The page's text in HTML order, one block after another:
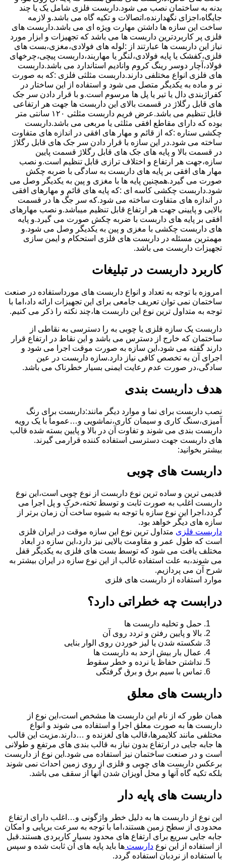
بدنه به ساختمان نصب می شود.داربست فلزی شامل یک یا چند
جایگاه،اجزای نگهدارنده،اتصالات و تکیه گاه می باشد.و لازمه
ساخت این سازه ها داشتن مهارت ویژه ای می باشد.داربست های
فلزی پر کاربردترین داربست ها می باشد که تجهیزات و ابزار مورد
نیاز این داربست ها عبارتند از :لوله های فولادی،مغزی،بست های
فلزی،کفشک یا پایه فولادی،لنگر یا مهاربند،داربست پیچی،چرخهای
فولاد،آچار دوسر رینگ کروم وانادیم استاندارد می باشد.داربست
های فلزی انواع مختلفی دارند.داربست مثلثی فلزی :که به صورت
نر و ماده به یکدیگر متصل می شود و استفاده از این ساختار در
کفراژبندی دال یا تیر یا پل ها مرسوم است.و با قرار دادن سر جک
های قابل رگلاژ در قسمت بالای این داربست ها جهت هر ارتفاعی
قابل تنظیم می باشد.عرض فریم داربست مثلثی ۱۲۰ سانتی متر
بوده که دارای مقاطع افقی مثلثی یا مربعی می باشد.داربست
چکشی ستاره :که از قائم و مهار های افقی در اندازه های متفاوت
ساخته می شود.در این سازه با قرار دادن سر جک های قابل رگلاژ
در قسمت بالا و پایه های جک های قابل رگلاژ قسمت پایین
سازه،جهت هر ارتفاع و اختلاف ترازی قابل تنظیم است.و نصب
مهار های افقی بر پایه های داربست به سادگی با ضربه چکش
صورت می گیرد.همچنین پایه ها با مغزی و پین به یکدیگر وصل می
شود.داربست چکشی کاسه ای :که پایه های قائم و مهارهای افقی
در اندازه های متفاوت ساخته می شود.که سر جگ ها در قسمت
بالایی و پایینی جهت هر ارتفاع قابل تنظیم میباشد.و نصب مهارهای
افقی بر پایه های داربست با ضربه چکش صورت می گیرد.و پایه
های داربست چکشی با مغزی و پین به یکدیگر وصل می شود.و
مهمترین مسئله در داربست های فلزی استحکام و ایمن سازی
تجهیزات داربست می باشد.
کاربرد داربست در تبلیغات
امروزه با توجه به تعداد و انواع داربست های مورداستفاده در صنعت
ساختمان نمی توان تعریف جامعی برای این تجهیزات ارائه داد،اما با
توجه به متداول ترین نوع این داربست ها،چند نکته را ذکر می کنیم.
داربست یک سازه فلزی یا چوبی به را دسترسی به نقاطی از
ساختمان که خارج از دسترس می باشد و این نقاط در ارتفاع قرار
دارند گفته می شود،این سازه به صورت موقت اجرا می شود و
اجرای آن به تخصص کافی نیاز دارد.سازه داربست در عین
سادگی،در صورت عدم رعایت ایمنی بسیار خطرناک می باشد.
هدف داربست بندی
نصب داربست برای نما و موارد دیگر مانند:داربست برای رنگ
آمیزی،سنگ کاری و سیمان کاری،نماشویی و…عموماً با یک رویه
داربست بندی می شوند و تفاوت آن در بالا و پایین بسته شده قالب
های داربست جهت دسترسی استفاده کننده قرارمی گیرند.
بیشتر بخوانید:
داربست های چوبی
قدیمی ترین و ساده ترین نوع داربست از نوع چوبی است،این نوع
داربست اغلب به صورت ثابت و توسط تخته،خرک و پل اجرا می
گردد،اجرا این نوع سازه با توجه به شیوه ساخت آن زمان برتر از
سازه های دیگر خواهد بود.
داربست فلزی متداول ترین نوع این سازه موقت در ایران فلزی
است که طول عمر و مقاومت بالایی نیز دارد،این سازه در ابعاد
مختلف یافت می شود که توسط بست های فلزی به یکدیگر قفل
می شوند،به علت استفاده غالب از این نوع سازه در ایران بیشتر به
شرح آن می پردازیم.
موارد استفاده از داربست های فلزی
درابست چه خطراتی دارد؟
حمل و تخلیه داربست ها
بالا و پایین رفتن و تردد روی آن
شکسته شدن یا لیز خوردن روی الوار بنایی
عمال بار بیش ازحد به داربست ها
نداشتن حفاظ یا نرده و خطر سقوط
تماس با سیم برق و برق گرفتگی
داربست های معلق
همان طور که از نام این داربست ها مشخص است،این نوع از
داربست ها به صورت معلق اجرا و استفاده می شوند و انواع
مختلفی مانند کلایمرها،قالب های لغزنده و …دارند.مزیت این قالب
ها جابه جایی در ارتفاع بدون نیاز به قالب بندی های مرتفع و طولانی
است و در صنعت ساختمان نیز استفاده می شود.این نوع از داربست
برعکس داربست های چوبی و فلزی از روی زمین احداث نمی شوند
بلکه تکیه گاه آنها و محل آویزان شدن آنها از سقف می باشد.
داربست های پایه دار
این نوع از داربست ها به دلیل خطر واژگونی و…اغلب دارای ارتفاع
محدودی از سطح زمین هستند،اما با توجه به سرعت برپایی و امکان
جابه جایی سریع برای ارتفاع های محدود بسیار کاربردی هستند.قبل
از استفاده از این نوع داربست ها باید پایه های آن ثابت شده و سپس
با استفاده از نردبان استفاده گردد.